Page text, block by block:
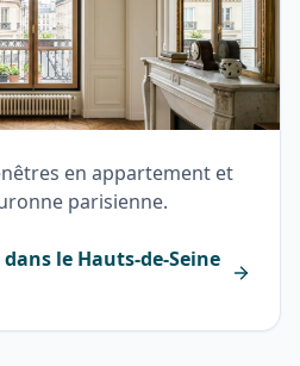
en appartement et
parisienne.
le Hauts-de-Seine